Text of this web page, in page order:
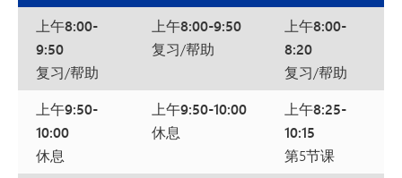
上午8:00-
9:50
复习/帮助
上午8:00-9:50
复习/帮助
上午8:00-
8:20
复习/帮助
上午9:50-
10:00
休息
上午9:50-10:00
休息
上午8:25-
10:15
第5节课